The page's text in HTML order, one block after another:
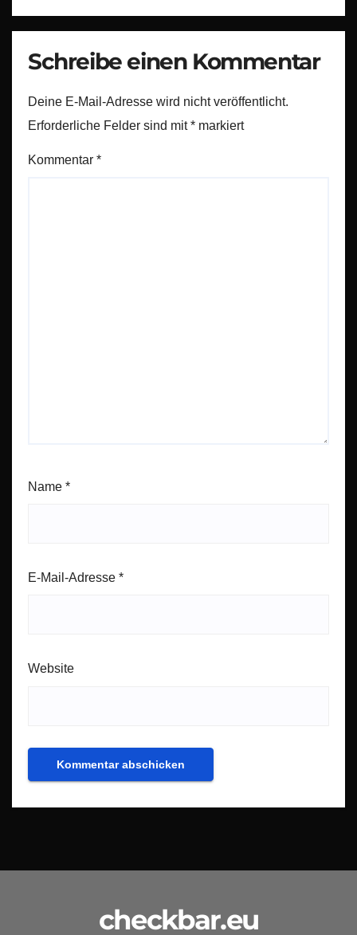
Schreibe einen Kommentar
Deine E-Mail-Adresse wird nicht veröffentlicht.
Erforderliche Felder sind mit* markiert
Kommentar *
Name *
E-Mail-Adresse *
Website
checkbar.eu